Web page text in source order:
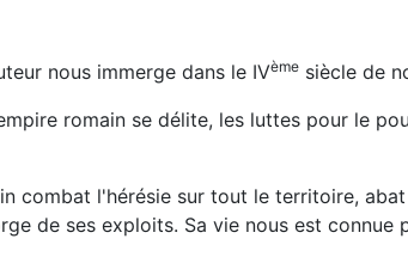
nous immerge dans le IVème siècle de
romain se délite, les luttes pour le
combat l'hérésie sur tout le territoire,
de ses exploits. Sa vie nous est connue